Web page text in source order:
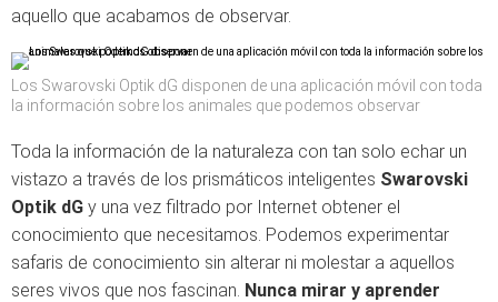
aquello que acabamos de observar.
Los Swarovski Optik dG disponen de una aplicación móvil con toda
la información sobre los animales que podemos observar
Toda la información de la naturaleza con tan solo echar un
vistazo a través de los prismáticos inteligentes Swarovski
Optik dG y una vez filtrado por Internet obtener el
conocimiento que necesitamos. Podemos experimentar
safaris de conocimiento sin alterar ni molestar a aquellos
seres vivos que nos fascinan. Nunca mirar y aprender